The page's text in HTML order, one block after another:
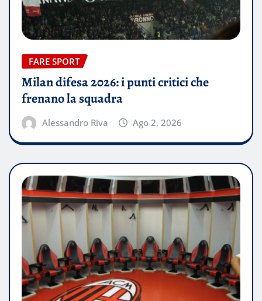
FARE SPORT
Milan difesa 2026: i punti critici che
frenano la squadra
Alessandro Riva Ago 2, 2026